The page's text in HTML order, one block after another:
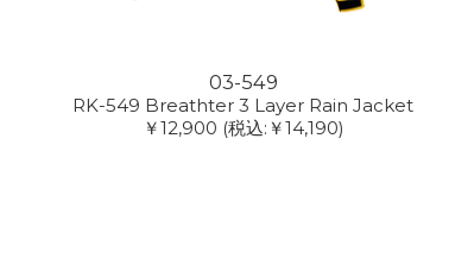
03-549
RK-549 Breathter 3 Layer Rain Jacket
￥12,900 (税込:￥14,190)